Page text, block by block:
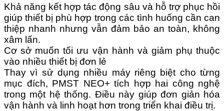
Khả năng kết hợp tác động sâu và hỗ trợ phục hồi
giúp thiết bị phù hợp trong các tình huống cần can
thiệp nhanh nhưng vẫn đảm bảo an toàn, không
xâm lấn.
Cơ sở muốn tối ưu vận hành và giảm phụ thuộc
vào nhiều thiết bị đơn lẻ
Thay vì sử dụng nhiều máy riêng biệt cho từng
mục đích, PMST NEO+ tích hợp hai công nghệ
trong một hệ thống. Điều này giúp đơn giản hóa
vận hành và linh hoạt hơn trong triển khai điều trị.